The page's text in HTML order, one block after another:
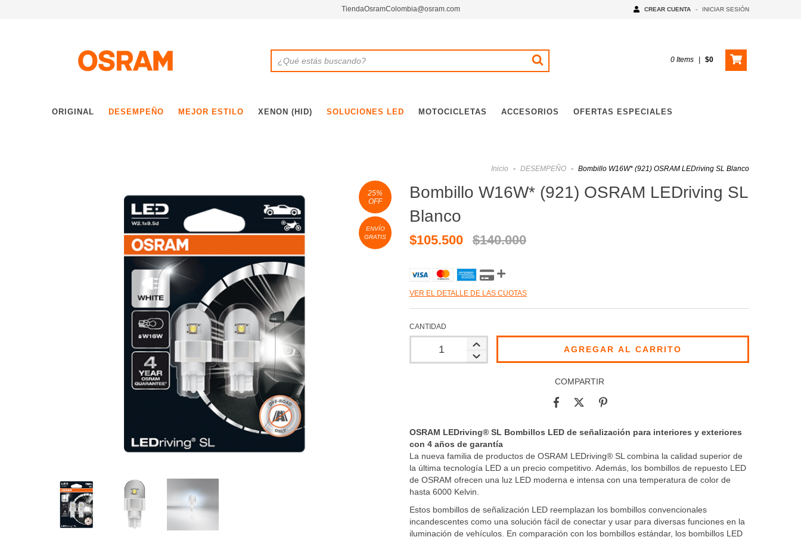
TiendaOsramColombia@osram.com CREAR CUENTA - INICIAR SESIÓN
0Items | $0
ORIGINAL DESEMPEÑO MEJOR ESTILO XENON (HID) SOLUCIONES LED MOTOCICLETAS ACCESORIOS OFERTAS ESPECIALES
Inicio - DESEMPEÑO - Bombillo W16W* (921) OSRAM LEDriving SL Blanco
25%
OFF
ENVÍO
GRATIS
Bombillo W16W* (921) OSRAM LEDriving SL
Blanco
$105.500 $140.000
VER EL DETALLE DE LAS CUOTAS
CANTIDAD
COMPARTIR
OSRAM LEDriving® SL Bombillos LED de señalización para interiores y exteriores
con 4 años de garantía
La nueva familia de productos de OSRAM LEDriving® SL combina la calidad superior de
la última tecnología LED a un precio competitivo. Además, los bombillos de repuesto LED
de OSRAM ofrecen una luz LED moderna e intensa con una temperatura de color de
hasta 6000 Kelvin.
Estos bombillos de señalización LED reemplazan los bombillos convencionales
incandescentes como una solución fácil de conectar y usar para diversas funciones en la
iluminación de vehículos. En comparación con los bombillos estándar, los bombillos LED